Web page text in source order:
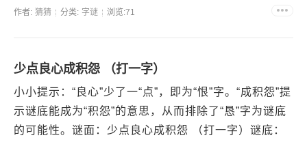
作者: 猜猜 分类: 字谜 浏览:71
少点良心成积怨 （打一字）
小小提示：“良心”少了一“点”，即为“恨”字。“成积怨”提
示谜底能成为“积怨”的意思，从而排除了“恳”字为谜底
的可能性。谜面：少点良心成积怨 （打一字）谜底：